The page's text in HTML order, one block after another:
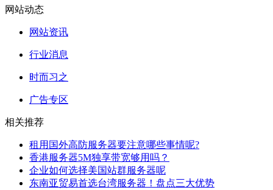
网站动态
网站资讯
行业消息
时而习之
广告专区
相关推荐
租用国外高防服务器要注意哪些事情呢?
香港服务器5M独享带宽够用吗？
企业如何选择美国站群服务器呢
东南亚贸易首选台湾服务器！盘点三大优势